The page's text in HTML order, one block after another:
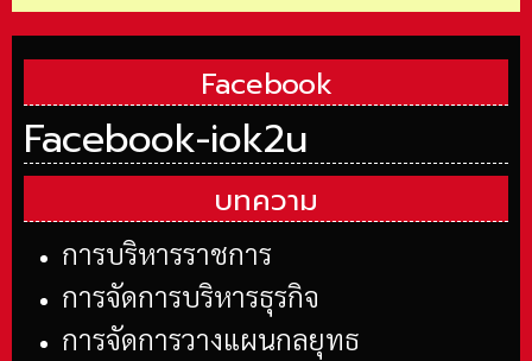
Facebook
Facebook-iok2u
บทความ
การบริหารราชการ
การจัดการบริหารธุรกิจ
การจัดการวางแผนกลยุทธ